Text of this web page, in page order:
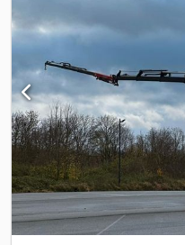
Espelho retrovisor * Calço
conforme StVzO * Pneus
estado seminovo * 1 roda
máxima de deslocamento:
Próxima inspeção UVV: 11/25
para uso * Máquina